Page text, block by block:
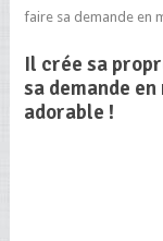
faire sa demande en
Il crée sa
sa demande
adorable !